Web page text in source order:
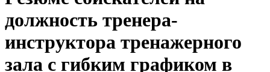
должность тренера-
инструктора тренажерного
зала с гибким графиком в